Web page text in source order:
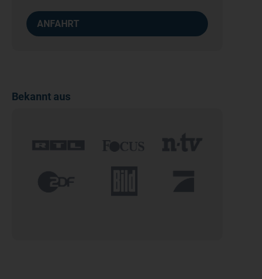
ANFAHRT
Bekannt aus